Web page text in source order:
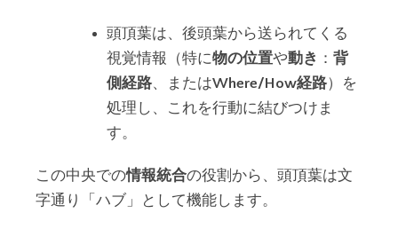
頭頂葉は、後頭葉から送られてくる
視覚情報（特に物の位置や動き ： 背
側経路、またはWhere/How経路）を
処理し、これを行動に結びつけま
す。
この中央での情報統合の役割から、頭頂葉は文
字通り「ハブ」として機能します。